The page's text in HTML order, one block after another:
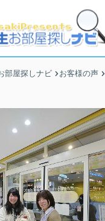
部屋探しナビ お客様の声